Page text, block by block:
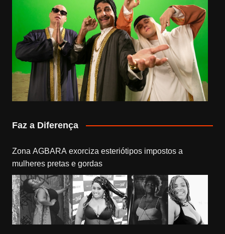
Faz a Diferença
Zona AGBARA exorciza esteriótipos impostos a
mulheres pretas e gordas